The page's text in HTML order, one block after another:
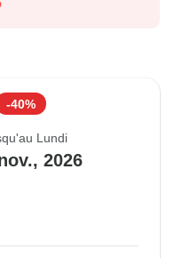
-40%
Lundi
2026